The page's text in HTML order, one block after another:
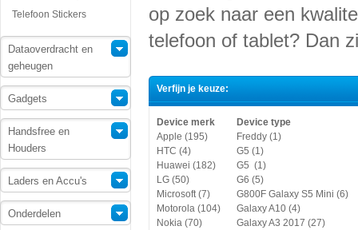
Telefoon Stickers
Dataoverdracht en
geheugen
Gadgets
Handsfree en
Houders
Laders en Accu's
Onderdelen
op zoek naar een
telefoon of tablet? Dan
Verfijn je keuze:
Device merk
Apple (195)
HTC (4)
Huawei (182)
LG (50)
Microsoft (7)
Motorola (104)
Nokia (70)
Device type
Freddy (1)
G5 (1)
G5 (1)
G6 (5)
G800F Galaxy S5 Mini (6)
Galaxy A10 (4)
Galaxy A3 2017 (27)